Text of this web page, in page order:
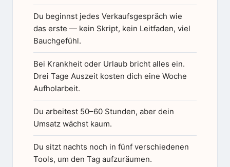
Du beginnst jedes Verkaufsgespräch wie
das erste — kein Skript, kein Leitfaden, viel
Bauchgefühl.
Bei Krankheit oder Urlaub bricht alles ein.
Drei Tage Auszeit kosten dich eine Woche
Aufholarbeit.
Du arbeitest 50–60 Stunden, aber dein
Umsatz wächst kaum.
Du sitzt nachts noch in fünf verschiedenen
Tools, um den Tag aufzuräumen.